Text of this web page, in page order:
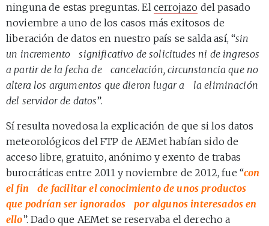
ninguna de estas preguntas. El cerrojazo del pasado
noviembre a uno de los casos más exitosos de
liberación de datos en nuestro país se salda así, “sin
un incremento significativo de solicitudes ni de ingresos
a partir de la fecha de cancelación, circunstancia que no
altera los argumentos que dieron lugar a la eliminación
del servidor de datos”.
Sí resulta novedosa la explicación de que si los datos
meteorológicos del FTP de AEMet habían sido de
acceso libre, gratuito, anónimo y exento de trabas
burocráticas entre 2011 y noviembre de 2012, fue “con
el fin de facilitar el conocimiento de unos productos
que podrían ser ignorados por algunos interesados en
ello”. Dado que AEMet se reservaba el derecho a